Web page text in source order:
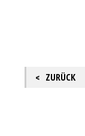
ZURÜCK